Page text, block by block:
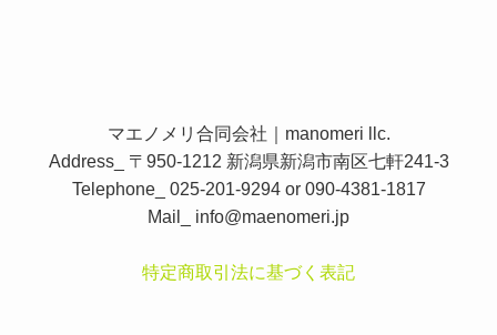
マエノメリ合同会社｜manomeri llc.
Address_ 〒950-1212 新潟県新潟市南区七軒241-3
Telephone_ 025-201-9294 or 090-4381-1817
Mail_ info@maenomeri.jp
特定商取引法に基づく表記